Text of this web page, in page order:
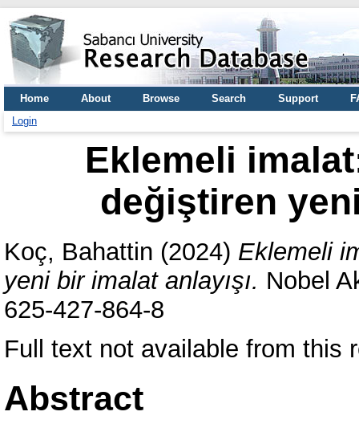
Home About Browse Search Support
Login
Eklemeli
değiştiren
Koç, Bahattin (2024) Eklemeli
yeni bir imalat anlayışı. Nobel
625-427-864-8
Full text not available from this
Abstract